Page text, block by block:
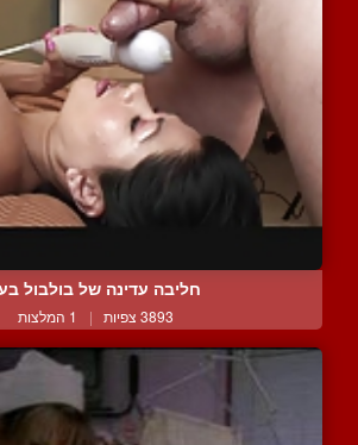
חליבה עדינה של בולבול
3893 צפיות | 1 המלצות